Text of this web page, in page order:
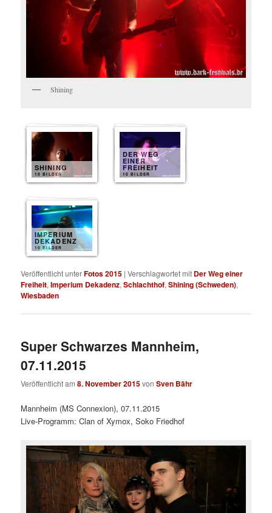
Shining
SHINING
10 BILDER
DER WEG
EINER
FREIHEIT
10 BILDER
IMPERIUM
DEKADENZ
10 BILDER
Veröffentlicht unterFotos 2015 |Verschlagwortet mit Der Weg einer
Freiheit,Imperium Dekadenz,Schlachthof,Shining (Schweden),
Wiesbaden
Super Schwarzes Mannheim,
07.11.2015
Veröffentlicht am8. November 2015vonSven Bähr
Mannheim (MS Connexion), 07.11.2015
Live-Programm: Clan of Xymox, Soko Friedhof